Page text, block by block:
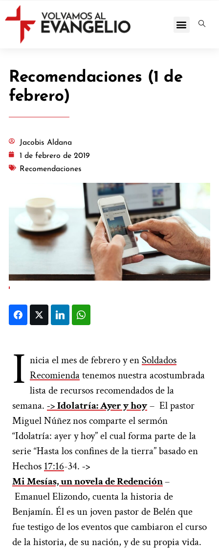
Recomendaciones (1 de
febrero)
Jacobis Aldana
1 de febrero de 2019
Recomendaciones
FacebookTwitter LinkedIn
I nicia el mes de febrero y enSoldados
Recomiendatenemos nuestra acostumbrada
lista de recursos recomendados de la
semana. -> Idolatría: Ayer y hoy– El pastor
Miguel Núñez nos comparte el sermón
“Idolatría: ayer y hoy” el cual forma parte de la
serie “Hasta los confines de la tierra” basado en
Hechos 17:16-34. ->
Mi Mesías, un novela de Redención–
Emanuel Elizondo, cuenta la historia de
Benjamín. Él es un joven pastor de Belén que
fue testigo de los eventos que cambiaron el curso
de la historia, de su nación, y de su propia vida.